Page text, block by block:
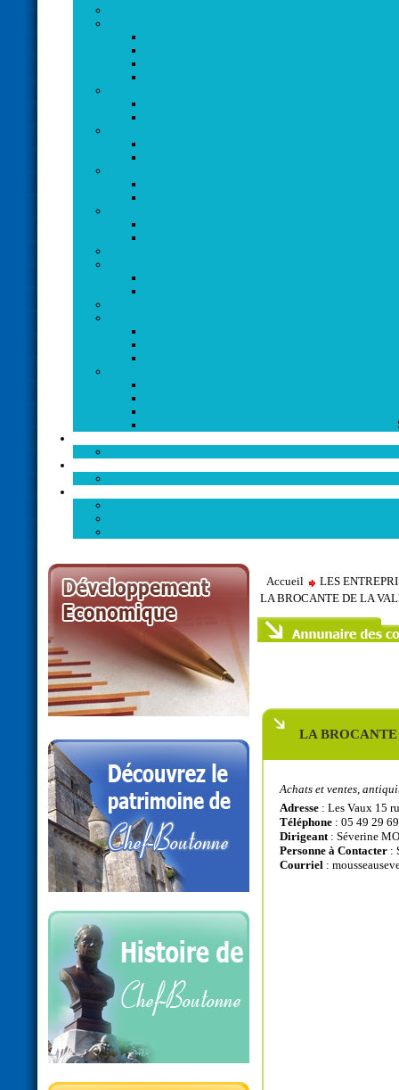
Accueil
LES
LA BROCANTE DE LA
LA
Achats et ventes,
Adresse : Les Vaux 15
Téléphone : 05 49 29
Dirigeant: Séverine
Personne à Contacter :
Courriel :